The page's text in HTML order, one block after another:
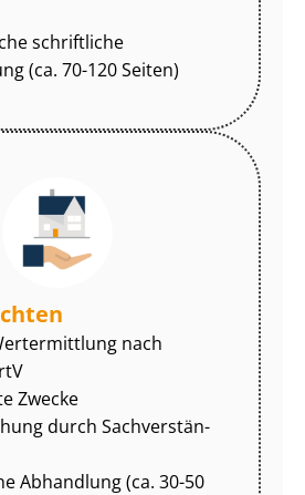
schriftliche
(ca. 70-120 Seiten)
nach
Zwecke
durch Sach­ver­stän­
Abhandlung (ca. 30-50